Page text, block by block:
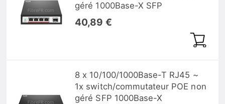
géré 1000Base-X SFP
40,89 €
8 x 10/100/1000Base-T RJ45 ~
1x switch/commutateur POE non
géré SFP 1000Base-X